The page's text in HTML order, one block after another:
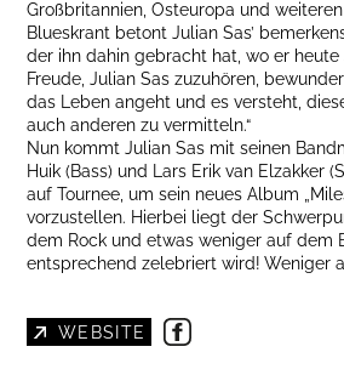
Großbritannien, Osteuropa und
Blueskrant betont Julian Sas’
der ihn dahin gebracht hat, wo er heute
Freude, Julian Sas zuzuhören,
das Leben angeht und es versteht,
auch anderen zu vermitteln.“
Nun kommt Julian Sas mit seinen
Huik (Bass) und Lars Erik van Elzakker
auf Tournee, um sein neues Album
vorzustellen. Hierbei liegt der
dem Rock und etwas weniger auf dem
entsprechend zelebriert wird! Weniger
WEBSITE